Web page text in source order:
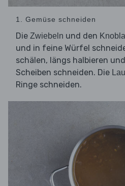
1. Gemüse schneiden
Die Zwiebeln und den
und in feine Würfel
schälen, längs halbieren
Scheiben schneiden. Die
Ringe schneiden.